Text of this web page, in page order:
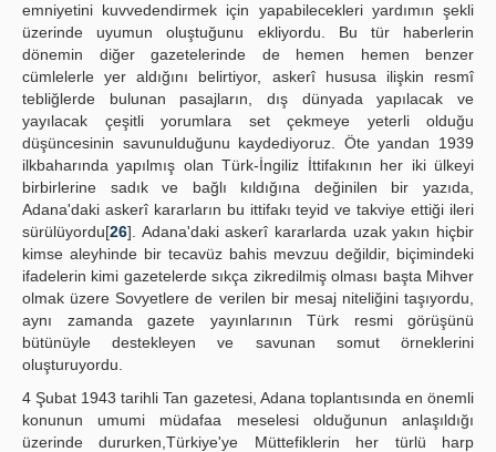
emniyetini kuvvedendirmek için yapabilecekleri yardımın şekli
üzerinde uyumun oluştuğunu ekliyordu. Bu tür haberlerin
dönemin diğer gazetelerinde de hemen hemen benzer
cümlelerle yer aldığını belirtiyor, askerî hususa ilişkin resmî
tebliğlerde bulunan pasajların, dış dünyada yapılacak ve
yayılacak çeşitli yorumlara set çekmeye yeterli olduğu
düşüncesinin savunulduğunu kaydediyoruz. Öte yandan 1939
ilkbaharında yapılmış olan Türk-İngiliz İttifakının her iki ülkeyi
birbirlerine sadık ve bağlı kıldığına değinilen bir yazıda,
Adana'daki askerî kararların bu ittifakı teyid ve takviye ettiği ileri
sürülüyordu[26]. Adana'daki askerî kararlarda uzak yakın hiçbir
kimse aleyhinde bir tecavüz bahis mevzuu değildir, biçimindeki
ifadelerin kimi gazetelerde sıkça zikredilmiş olması başta Mihver
olmak üzere Sovyetlere de verilen bir mesaj niteliğini taşıyordu,
aynı zamanda gazete yayınlarının Türk resmi görüşünü
bütünüyle destekleyen ve savunan somut örneklerini
oluşturuyordu.
4 Şubat 1943 tarihli Tan gazetesi, Adana toplantısında en önemli
konunun umumi müdafaa meselesi olduğunun anlaşıldığı
üzerinde dururken,Türkiye'ye Müttefiklerin her türlü harp